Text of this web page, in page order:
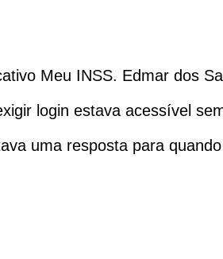
Meu INSS. Edmar dos
login estava acessível
uma resposta para